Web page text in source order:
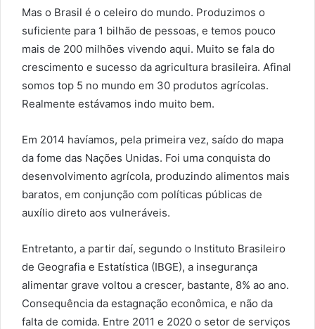
Mas o Brasil é o celeiro do mundo. Produzimos o
suficiente para 1 bilhão de pessoas, e temos pouco
mais de 200 milhões vivendo aqui. Muito se fala do
crescimento e sucesso da agricultura brasileira. Afinal
somos top 5 no mundo em 30 produtos agrícolas.
Realmente estávamos indo muito bem.
Em 2014 havíamos, pela primeira vez, saído do mapa
da fome das Nações Unidas. Foi uma conquista do
desenvolvimento agrícola, produzindo alimentos mais
baratos, em conjunção com políticas públicas de
auxílio direto aos vulneráveis.
Entretanto, a partir daí, segundo o Instituto Brasileiro
de Geografia e Estatística (IBGE), a insegurança
alimentar grave voltou a crescer, bastante, 8% ao ano.
Consequência da estagnação econômica, e não da
falta de comida. Entre 2011 e 2020 o setor de serviços